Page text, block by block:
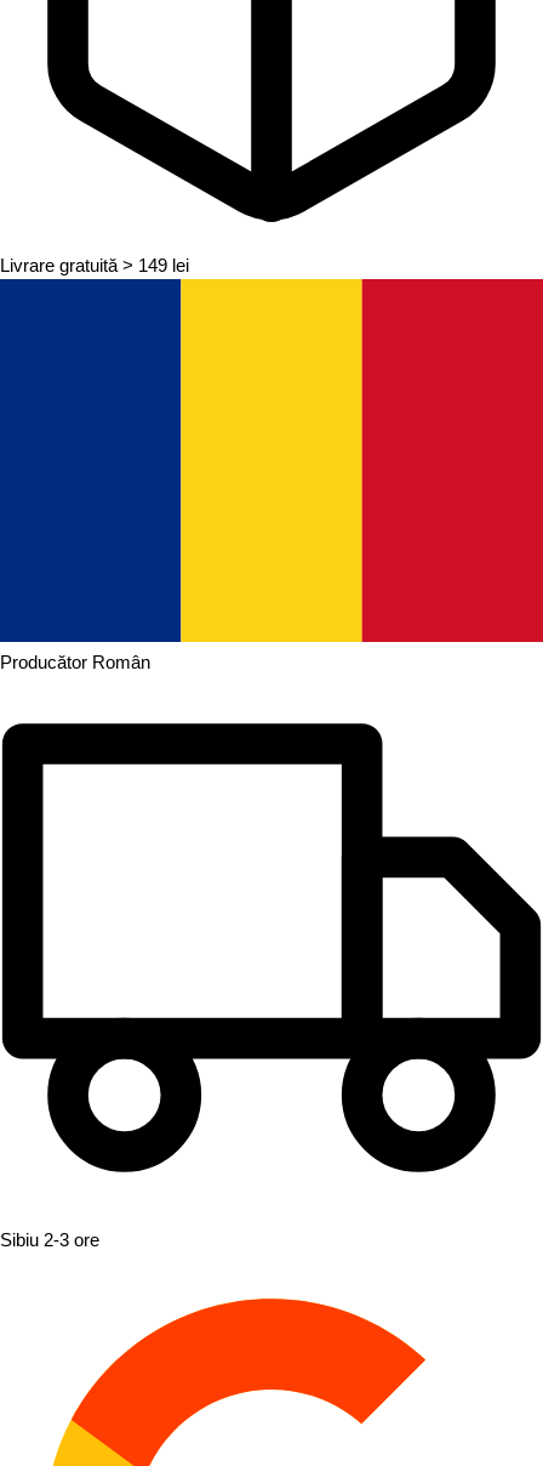
Livrare gratuită > 149 lei
Producător Român
Sibiu 2-3 ore